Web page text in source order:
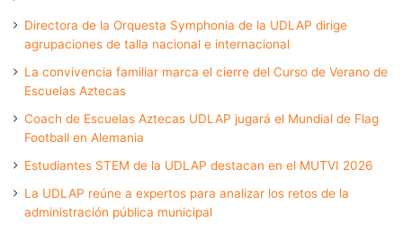
Directora de la Orquesta Symphonia de la UDLAP dirige
agrupaciones de talla nacional e internacional
La convivencia familiar marca el cierre del Curso de Verano de
Escuelas Aztecas
Coach de Escuelas Aztecas UDLAP jugará el Mundial de Flag
Football en Alemania
Estudiantes STEM de la UDLAP destacan en el MUTVI 2026
La UDLAP reúne a expertos para analizar los retos de la
administración pública municipal